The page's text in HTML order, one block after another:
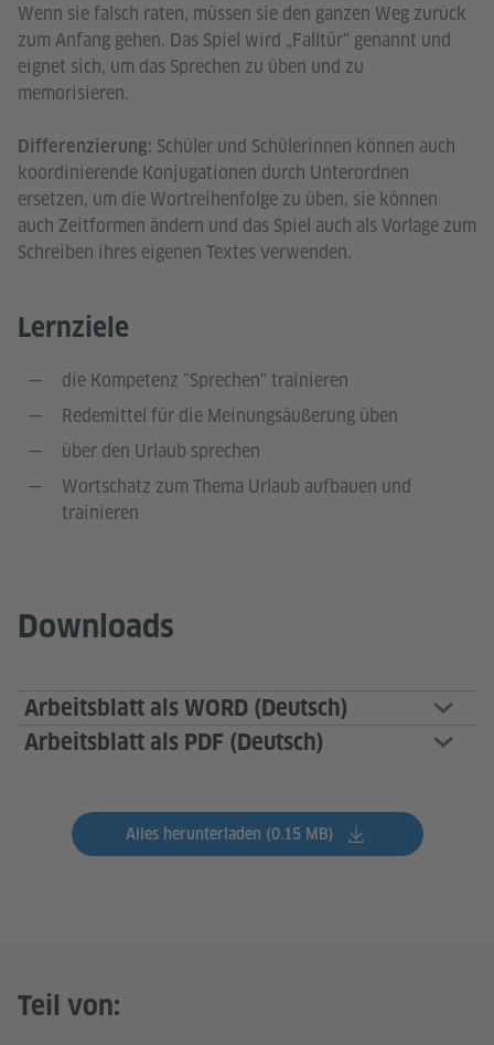
Wenn sie falsch raten, müssen sie den ganzen Weg zurück
zum Anfang gehen. Das Spiel wird „Falltür“ genannt und
eignet sich, um das Sprechen zu üben und zu
memorisieren.
Differenzierung: Schüler und Schülerinnen können auch
koordinierende Konjugationen durch Unterordnen
ersetzen, um die Wortreihenfolge zu üben, sie können
auch Zeitformen ändern und das Spiel auch als Vorlage zum
Schreiben ihres eigenen Textes verwenden.
Lernziele
die Kompetenz "Sprechen" trainieren
Redemittel für die Meinungsäußerung üben
über den Urlaub sprechen
Wortschatz zum Thema Urlaub aufbauen und
trainieren
Downloads
Arbeitsblatt als WORD (Deutsch)
Arbeitsblatt als PDF (Deutsch)
Alles herunterladen (0.15 MB)
Teil von: